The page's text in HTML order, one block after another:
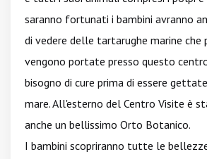
saranno fortunati i bambini avranno
di vedere delle tartarughe marine che
vengono portate presso questo
bisogno di cure prima di essere
mare. All'esterno del Centro Visite è
anche un bellissimo Orto Botanico.
I bambini scopriranno tutte le